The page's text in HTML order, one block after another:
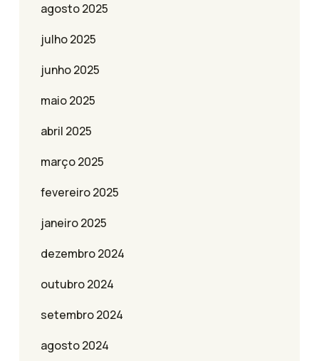
agosto 2025
julho 2025
junho 2025
maio 2025
abril 2025
março 2025
fevereiro 2025
janeiro 2025
dezembro 2024
outubro 2024
setembro 2024
agosto 2024